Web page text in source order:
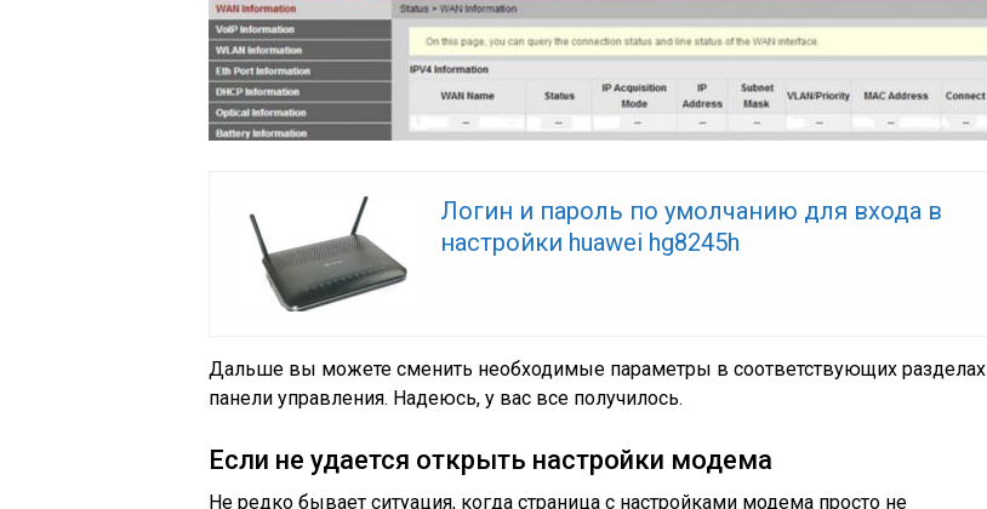
Логин и пароль по умолчанию для входа в
настройки huawei hg8245h
Дальше вы можете сменить необходимые параметры в соответствующих разделах
панели управления. Надеюсь, у вас все получилось.
Если не удается открыть настройки модема
Не редко бывает ситуация, когда страница с настройками модема просто не